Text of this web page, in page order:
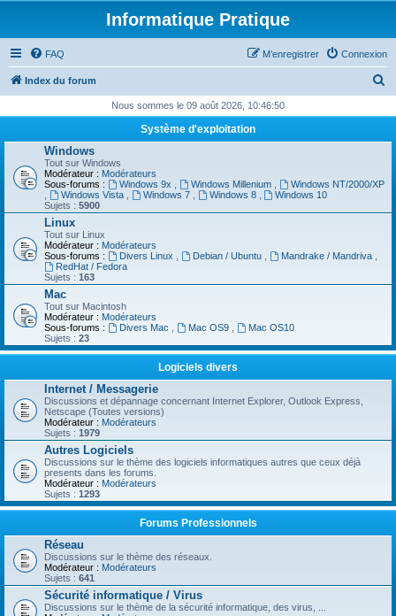
Informatique Pratique
FAQ Connexion
M’enregistrer
Index du forum
h
Nous sommes le 09 août 2026, 10:46:50
Système d'exploitation
Windows
Tout sur Windows
Modérateur : Modérateurs
Sous-forums :
Windows 9x Windows Millenium
Windows NT/2000/XP
Windows Vista Windows 7 Windows 8
Windows 10
Sujets : 5900
Linux
Tout sur Linux
Modérateur : Modérateurs
Sous-forums :
Divers Linux Debian / Ubuntu Mandrake / Mandriva
RedHat / Fedora
Sujets : 163
Mac
Tout sur Macintosh
Modérateur : Modérateurs
Sous-forums :
Divers Mac Mac OS9
Mac OS10
Sujets : 23
Logiciels divers
Internet / Messagerie
Discussions et dépannage concernant Internet Explorer, Outlook Express,
Netscape (Toutes versions)
Modérateur : Modérateurs
Sujets : 1979
Autres Logiciels
Discussions sur le thème des logiciels informatiques autres que ceux déjà
presents dans les forums.
Modérateur : Modérateurs
Sujets : 1293
Forums Professionnels
Réseau
Discussions sur le thème des réseaux.
Modérateur : Modérateurs
Sujets : 641
Sécurité informatique / Virus
Discussions sur le thème de la sécurité informatique, des virus, ...